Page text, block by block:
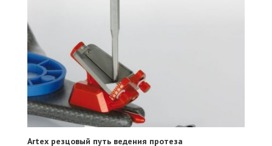
Artex резцовый путь ведения протеза